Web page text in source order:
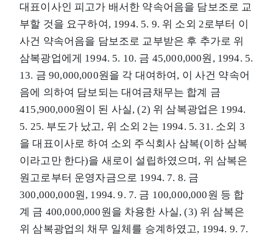
대표이사인 피고가 배서한 약속어음을 담보조로 교
부할 것을 요구하여, 1994. 5. 9. 위 소외 2로부터 이
사건 약속어음을 담보조로 교부받은 후 추가로 위
삼복광업에게 1994. 5. 10. 금 45,000,000원, 1994. 5.
13. 금 90,000,000원을 각 대여하여, 이 사건 약속어
음에 의하여 담보되는 대여금채무는 합계 금
415,900,000원이 된 사실, (2) 위 삼복광업은 1994.
5. 25. 부도가 났고, 위 소외 2는 1994. 5. 31. 소외 3
을 대표이사로 하여 소외 주식회사 삼복(이하 삼복
이라고만 한다)을 새로이 설립하였으며, 위 삼복은
원고로부터 운영자금으로 1994. 7. 8. 금
300,000,000원, 1994. 9. 7. 금 100,000,000원 등 합
계 금 400,000,000원을 차용한 사실, (3) 위 삼복은
위 삼복광업의 채무 일체를 승계하였고, 1994. 9. 7.